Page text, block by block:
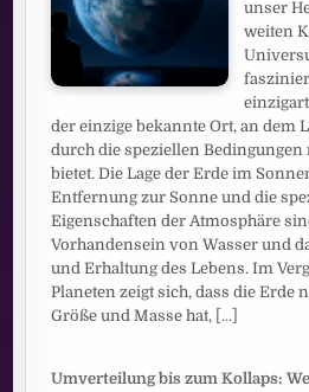
unser
weiten
der einzige bekannte Ort, an dem
durch die speziellen
bietet. Die Lage der Erde im
Entfernung zur Sonne und die
Eigenschaften der Atmosphäre
Vorhandensein von Wasser und
und Erhaltung des Lebens. Im
Planeten zeigt sich, dass die Erde
Größe und Masse hat, [...]
Umverteilung bis zum Kollaps: